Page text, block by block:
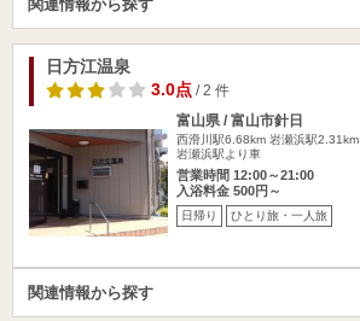
関連情報から探す
日方江温泉
3.0点/ 2 件
富山県 / 富山市針日
西滑川駅6.68km 岩瀬浜駅2.31km
岩瀬浜駅より車
営業時間 12:00～21:00
入浴料金 500円～
日帰り ひとり旅・一人旅
関連情報から探す